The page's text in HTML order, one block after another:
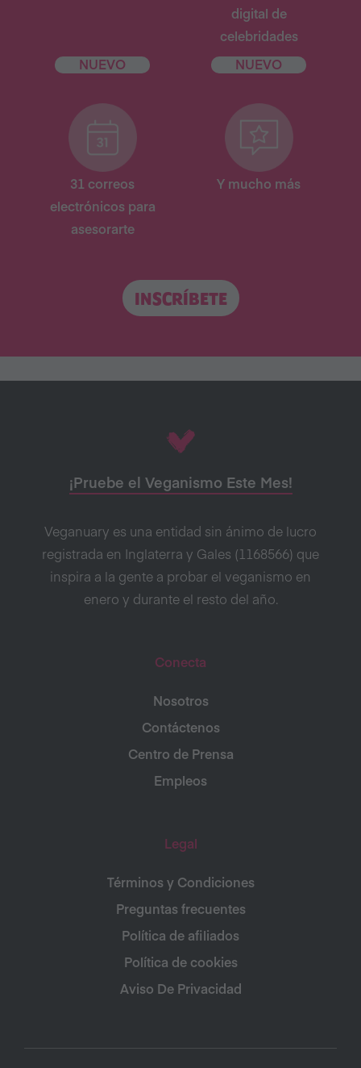
NUEVO
digital de
celebridades
NUEVO
31 correos
electrónicos para
asesorarte
Y mucho más
INSCRÍBETE
¡Pruebe el Veganismo Este Mes!
Veganuary es una entidad sin ánimo de lucro
registrada en Inglaterra y Gales (1168566) que
inspira a la gente a probar el veganismo en
enero y durante el resto del año.
Conecta
Nosotros
Contáctenos
Centro de Prensa
Empleos
Legal
Términos y Condiciones
Preguntas frecuentes
Política de afiliados
Política de cookies
Aviso De Privacidad